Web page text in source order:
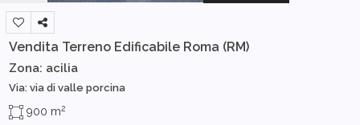
Vendita Terreno Edificabile Roma (RM)
Zona: acilia
Via: via di valle porcina
900 m2